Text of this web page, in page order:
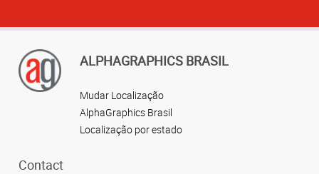
ALPHAGRAPHICS BRASIL
Mudar Localização
AlphaGraphics Brasil
Localização por estado
Contact